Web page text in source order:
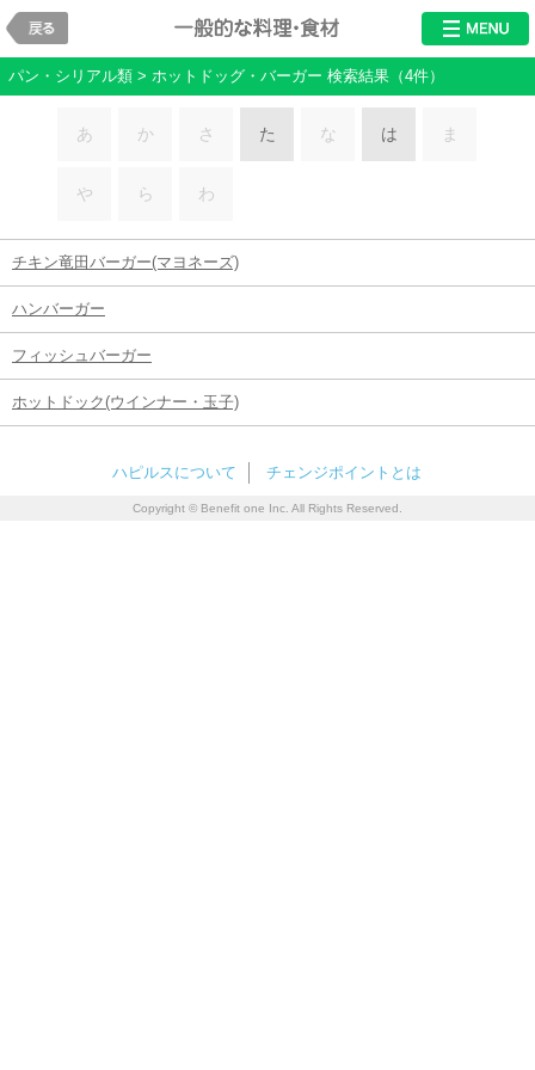
料理・食材
パン・シリアル類 > ホットドッグ・バーガー 検索結果（4件）
あ か さ た な は ま
や ら わ
チキン竜田バーガー(マヨネーズ)
ハンバーガー
フィッシュバーガー
ホットドック(ウインナー・玉子)
ハピルスについて チェンジポイントとは
Copyright © Benefit one Inc. All Rights Reserved.